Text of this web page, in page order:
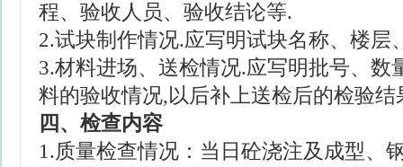
程、验收人员、验收结论等.
2.试块制作情况.应写明试块名称、楼层
3.材料进场、送检情况.应写明批号、数
料的验收情况,以后补上送检后的检验结
四、检查内容
1.质量检查情况：当日砼浇注及成型、